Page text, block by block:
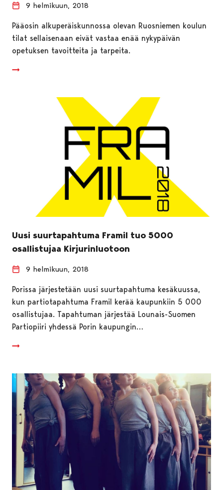
9 helmikuun, 2018
Pääosin alkuperäiskunnossa olevan Ruosniemen koulun
tilat sellaisenaan eivät vastaa enää nykypäivän
opetuksen tavoitteita ja tarpeita.
Uusi suurtapahtuma Framil tuo 5000
osallistujaa Kirjurinluotoon
9 helmikuun, 2018
Porissa järjestetään uusi suurtapahtuma kesäkuussa,
kun partiotapahtuma Framil kerää kaupunkiin 5 000
osallistujaa. Tapahtuman järjestää Lounais-Suomen
Partiopiiri yhdessä Porin kaupungin…